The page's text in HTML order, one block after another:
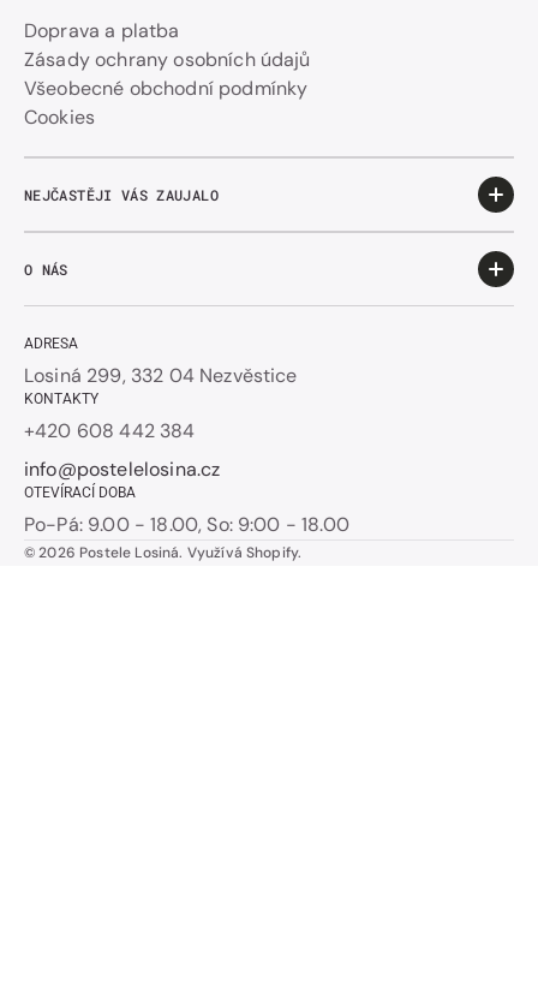
Doprava a platba
Zásady ochrany osobních údajů
Všeobecné obchodní podmínky
Cookies
NEJČASTĚJI VÁS ZAUJALO
O NÁS
ADRESA
Losiná 299, 332 04 Nezvěstice
KONTAKTY
+420 608 442 384
info@postelelosina.cz
OTEVÍRACÍ DOBA
Po-Pá: 9.00 - 18.00, So: 9:00 - 18.00
© 2026 Postele Losiná. Využívá Shopify.